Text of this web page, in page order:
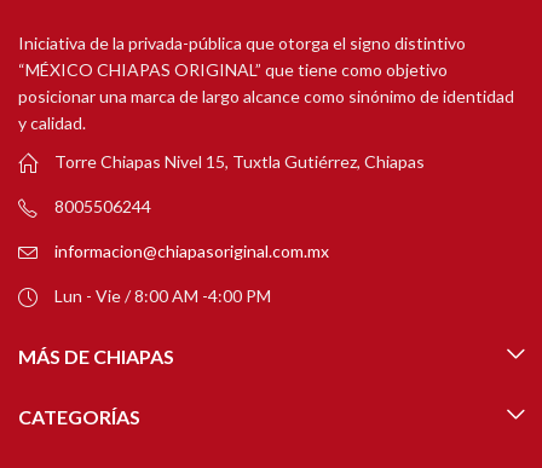
Iniciativa de la privada-pública que otorga el signo distintivo
“MÉXICO CHIAPAS ORIGINAL” que tiene como objetivo
posicionar una marca de largo alcance como sinónimo de identidad
y calidad.
Torre Chiapas Nivel 15, Tuxtla Gutiérrez, Chiapas
8005506244
informacion@chiapasoriginal.com.mx
Lun - Vie / 8:00 AM -4:00 PM
MÁS DE CHIAPAS
CATEGORÍAS